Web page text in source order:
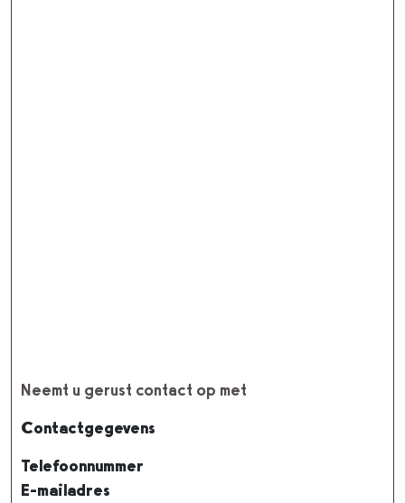
Neemt u gerust contact op met
Contactgegevens
Telefoonnummer
E-mailadres